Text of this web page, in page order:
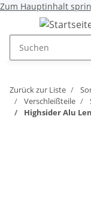
Zum Hauptinhalt
Zurück zur Liste
Verschleißteile
Highsider Alu